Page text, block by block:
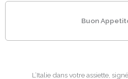
Buon
L’Italie dans votre assiette,